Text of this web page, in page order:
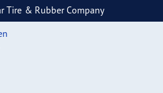
Tire & Rubber Company